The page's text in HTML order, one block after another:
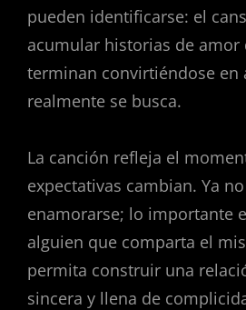
pueden identificarse: el
acumular historias de amor
terminan convirtiéndose en
realmente se busca.
La canción refleja el
expectativas cambian. Ya
enamorarse; lo importante
alguien que comparta el
permita construir una
sincera y llena de